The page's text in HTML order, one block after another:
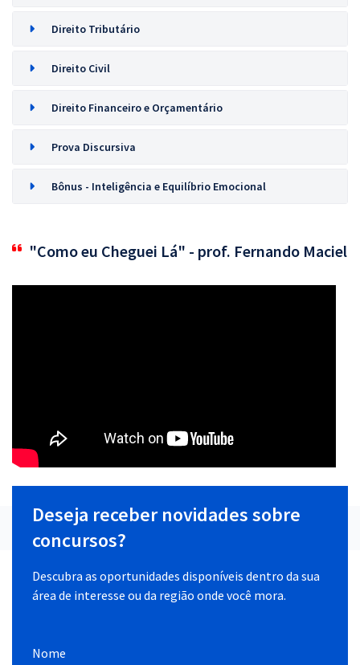
Direito Tributário
Direito Civil
Direito Financeiro e Orçamentário
Prova Discursiva
Bônus - Inteligência e Equilíbrio Emocional
"Como eu Cheguei Lá" - prof. Fernando Maciel
Deseja receber novidades sobre
concursos?
Descubra as oportunidades disponíveis dentro da sua
área de interesse ou da região onde você mora.
Nome